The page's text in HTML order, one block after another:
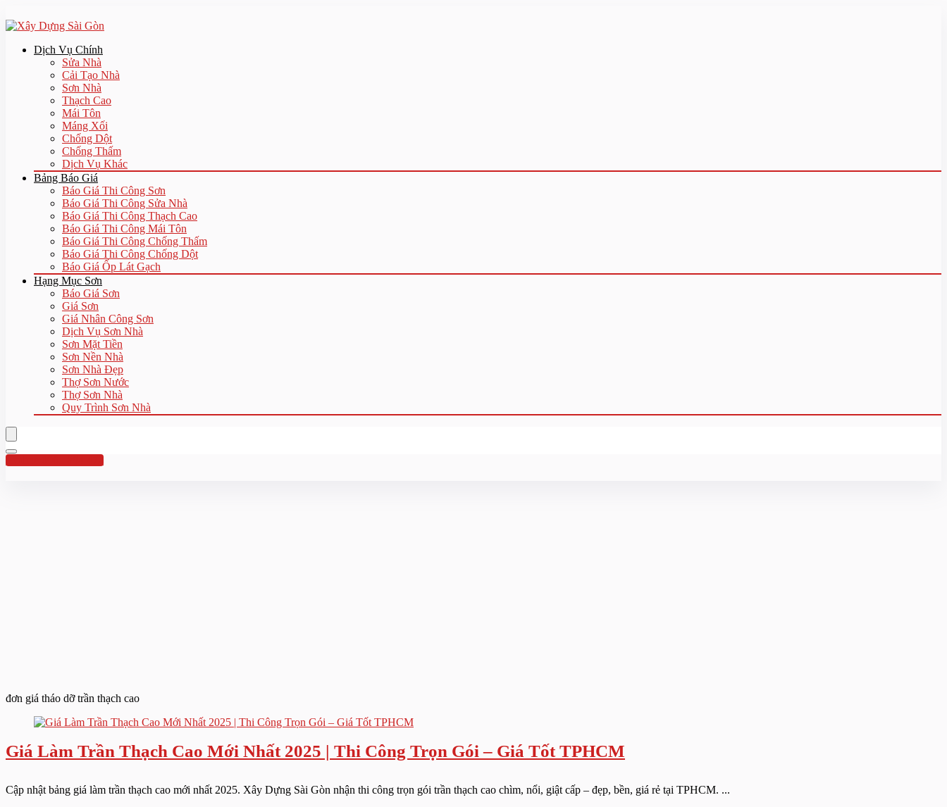
Dịch Vụ Chính
Sửa Nhà
Cải Tạo Nhà
Sơn Nhà
Thạch Cao
Mái Tôn
Máng Xối
Chống Dột
Chống Thấm
Dịch Vụ Khác
Bảng Báo Giá
Báo Giá Thi Công Sơn
Báo Giá Thi Công Sửa Nhà
Báo Giá Thi Công Thạch Cao
Báo Giá Thi Công Mái Tôn
Báo Giá Thi Công Chống Thấm
Báo Giá Thi Công Chống Dột
Báo Giá Ốp Lát Gạch
Hạng Mục Sơn
Báo Giá Sơn
Giá Sơn
Giá Nhân Công Sơn
Dịch Vụ Sơn Nhà
Sơn Mặt Tiền
Sơn Nền Nhà
Sơn Nhà Đẹp
Thợ Sơn Nước
Thợ Sơn Nhà
Quy Trình Sơn Nhà
Hotline:0961 894 472
đơn giá tháo dỡ trần thạch cao
Giá Làm Trần Thạch Cao Mới Nhất 2025 | Thi Công Trọn Gói – Giá Tốt TPHCM
Cập nhật bảng giá làm trần thạch cao mới nhất 2025. Xây Dựng Sài Gòn nhận thi công trọn gói trần thạch cao chìm, nổi, giật cấp – đẹp, bền, giá rẻ tại TPHCM. ...